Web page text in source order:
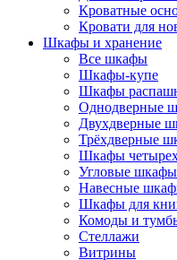
Кроватные
Кровати для
Шкафы и хранение
Все шкафы
Шкафы-купе
Шкафы
Однодверные
Двухдверные
Трёхдверные
Шкафы
Угловые шкафы
Навесные
Шкафы для
Комоды и
Стеллажи
Витрины